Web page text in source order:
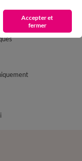
Accepter et
fermer